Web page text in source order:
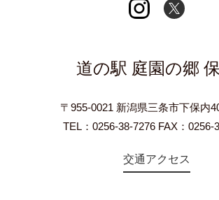
道の駅 庭園の郷
〒955-0021 新潟県三条市下保内
TEL：0256-38-7276 FAX：0256-
交通アクセス